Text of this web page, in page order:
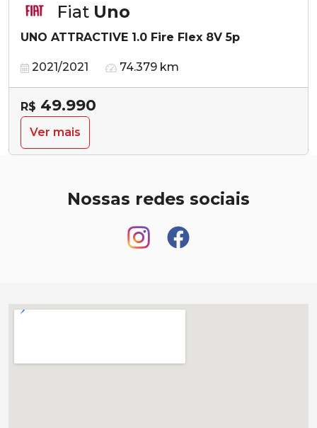
Fiat Uno
UNO ATTRACTIVE 1.0 Fire Flex 8V 5p
2021/2021 74.379 km
R$ 49.990
Ver mais
Nossas redes sociais